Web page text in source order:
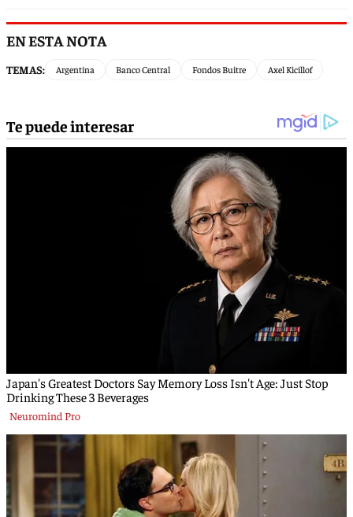
EN ESTA NOTA
TEMAS: Argentina Banco Central Fondos Buitre Axel Kicillof